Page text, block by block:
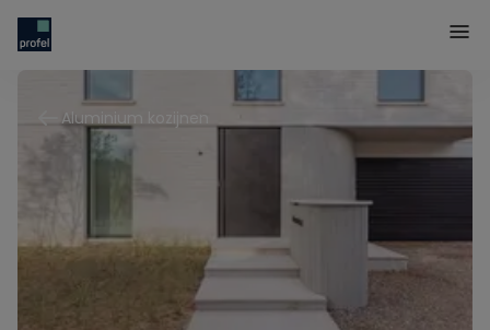
Aluminium kozijnen